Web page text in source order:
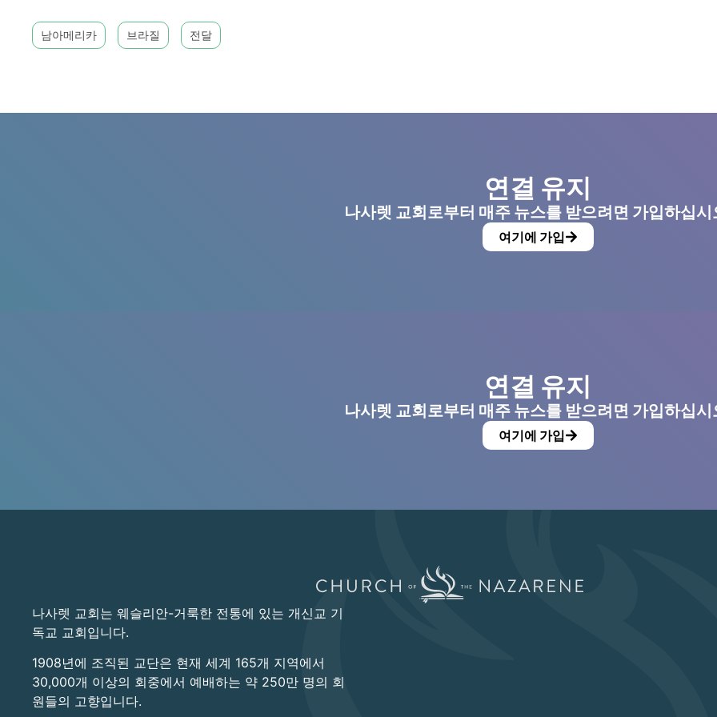
남아메리카 브라질 전달
연결 유지
나사렛 교회로부터 매주 뉴스를 받으려면 가입하십시
여기에 가입
연결 유지
나사렛 교회로부터 매주 뉴스를 받으려면 가입하십시
여기에 가입
나사렛 교회는 웨슬리안-거룩한 전통에 있는 개신교 기
독교 교회입니다.
1908년에 조직된 교단은 현재 세계 165개 지역에서
30,000개 이상의 회중에서 예배하는 약 250만 명의 회
원들의 고향입니다.